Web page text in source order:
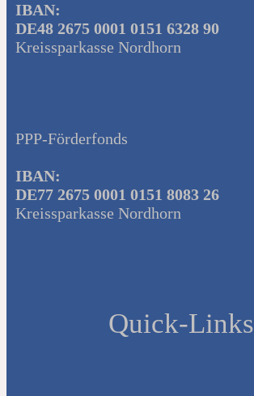
IBAN:
DE48 2675 0001 0151 6328 90
Kreissparkasse Nordhorn
PPP-Förderfonds
IBAN:
DE77 2675 0001 0151 8083 26
Kreissparkasse Nordhorn
Quick-Links